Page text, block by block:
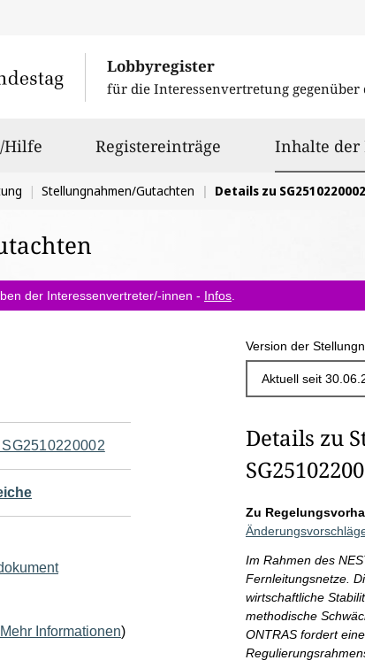
Lobbyregister
für die Interessenvertretung gegenüber
Hilfe Registereinträge Inhalte der
Stellungnahmen/Gutachten Details zu SG2510220002
der Interessenvertreter/-innen - Infos
Version der
Mehr Informationen)
Details zu
Zu
Im Rahmen des
Fernleitungsnetze.
wirtschaftliche
methodische
ONTRAS fordert